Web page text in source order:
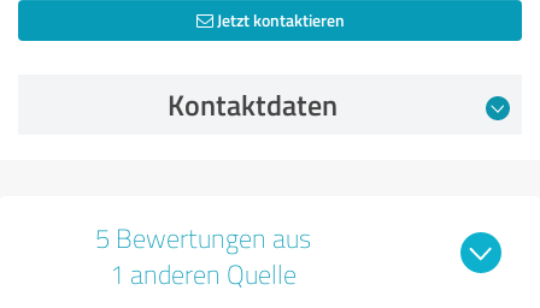
Jetzt kontaktieren
Kontaktdaten
5 Bewertungen aus
1 anderen Quelle